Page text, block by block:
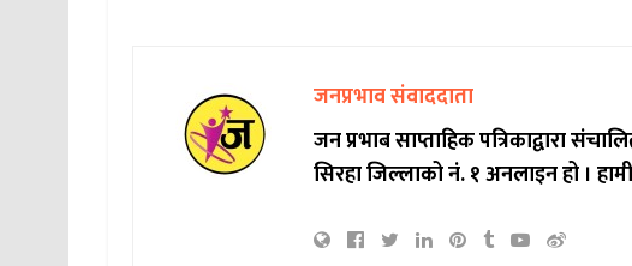
जनप्रभाव संवाददाता
जन प्रभाब साप्ताहिक पत्रिकाद्वारा
सिरहा जिल्लाको नं. १ अनलाइन हो ।